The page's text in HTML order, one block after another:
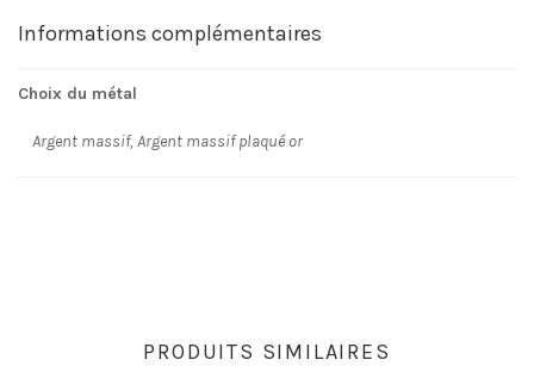
Informations complémentaires
Choix du métal
Argent massif, Argent massif plaqué or
PRODUITS SIMILAIRES